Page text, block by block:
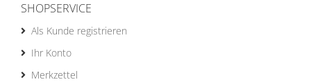
SHOPSERVICE
Als Kunde registrieren
Ihr Konto
Merkzettel